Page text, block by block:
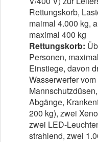
Rettungskorb,
maimal 4.000 kg,
maximal 400 kg
Rettungskorb:
Personen,
Einstiege, davon
Wasserwerfer
Abgänge,
200 kg), zwei
zwei LED-
strahlend, zwei